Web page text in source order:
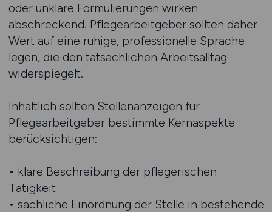
oder unklare Formulierungen wirken
abschreckend. Pflegearbeitgeber sollten daher
Wert auf eine ruhige, professionelle Sprache
legen, die den tatsächlichen Arbeitsalltag
widerspiegelt.
Inhaltlich sollten Stellenanzeigen für
Pflegearbeitgeber bestimmte Kernaspekte
berücksichtigen:
• klare Beschreibung der pflegerischen
Tätigkeit
• sachliche Einordnung der Stelle in bestehende